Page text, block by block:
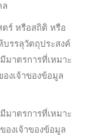
ล
ตร์ หรือสถิติ หรือ
รรลุวัตถุประสงค์
มาตรการที่เหมาะ
งเจ้าของข้อมูล
าตรการที่เหมาะ
งเจ้าของข้อมูล